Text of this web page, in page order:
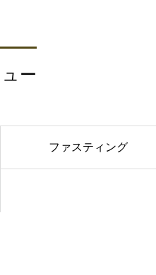
ー
ファスティング